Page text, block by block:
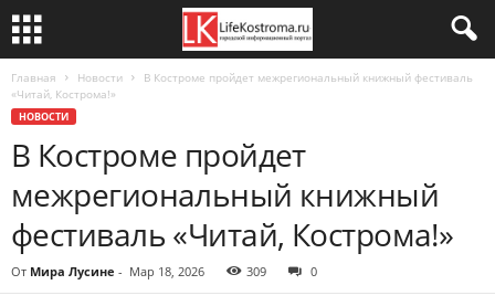
Главная Новости
В Костроме пройдет межрегиональный книжный фестиваль
«Читай, Кострома!»
НОВОСТИ
В Костроме пройдет
межрегиональный книжный
фестиваль «Читай, Кострома!»
От Мира Лусине - Мар 18, 2026 309 0